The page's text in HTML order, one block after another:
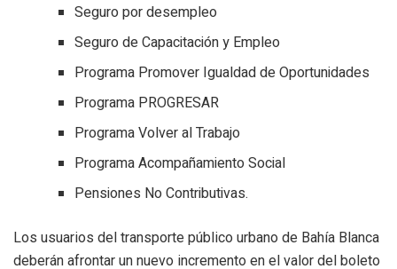
Seguro por desempleo
Seguro de Capacitación y Empleo
Programa Promover Igualdad de Oportunidades
Programa PROGRESAR
Programa Volver al Trabajo
Programa Acompañamiento Social
Pensiones No Contributivas.
Los usuarios del transporte público urbano de Bahía Blanca
deberán afrontar un nuevo incremento en el valor del boleto